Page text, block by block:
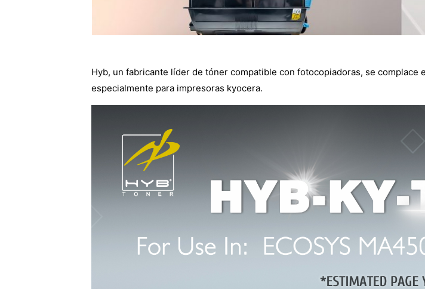
Hyb, un fabricante líder de tóner compatible con fotocopiadoras, se
especialmente para impresoras kyocera.